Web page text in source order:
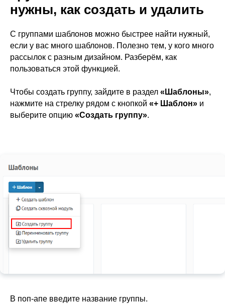
нужны, как создать и удалить
С группами шаблонов можно быстрее найти нужный,
если у вас много шаблонов. Полезно тем, у кого много
рассылок с разным дизайном. Разберём, как
пользоваться этой функцией.
Чтобы создать группу, зайдите в раздел «Шаблоны»,
нажмите на стрелку рядом с кнопкой «+ Шаблон» и
выберите опцию «Создать группу».
В поп-апе введите название группы.